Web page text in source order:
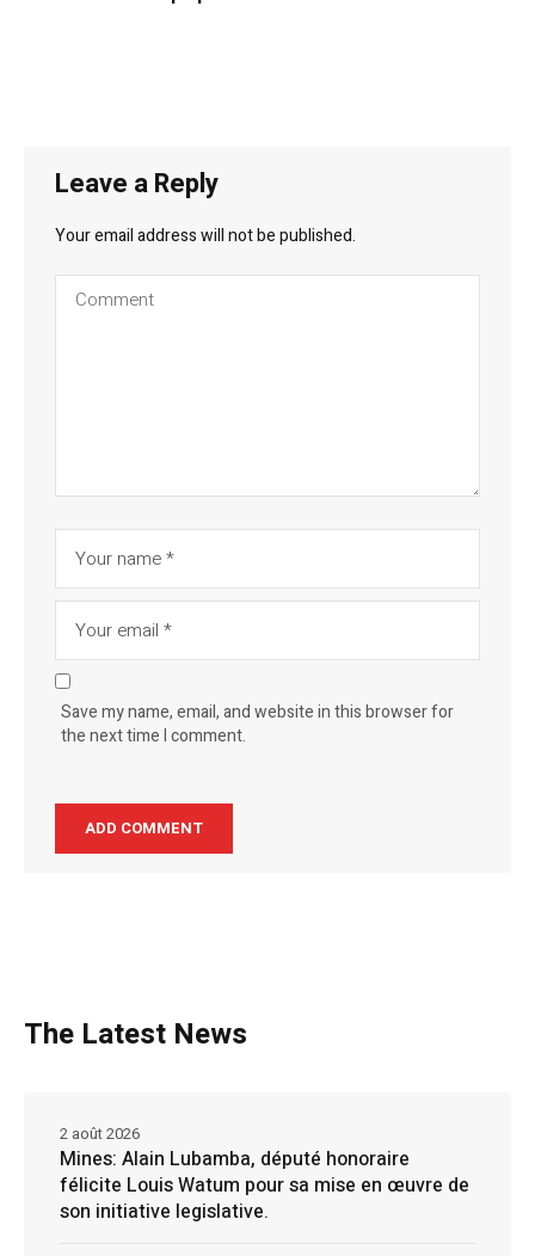
Leave a Reply
Your email address will not be published.
Save my name, email, and website in this browser for
the next time I comment.
The Latest News
Mines: Alain Lubamba, député honoraire
félicite Louis Watum pour sa mise en œuvre de
son initiative legislative.
2 août 2026